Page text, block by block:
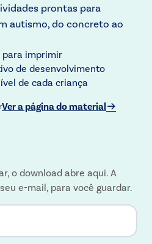
prontas para
autismo, do concreto ao
para imprimir
de desenvolvimento
de cada criança
Ver a página do material
o download abre aqui. A
e-mail, para você guardar.